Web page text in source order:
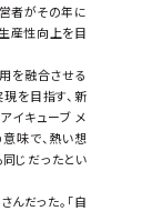
者がその年に
産性向上を目
を融合させる
を目指す、新
イキューブ メ
味で、熱い想
じだったとい
んだった。「自